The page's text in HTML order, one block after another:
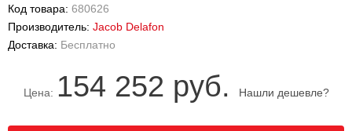
Код товара: 680626
Производитель: Jacob Delafon
Доставка: Бесплатно
Цена: 154 252 руб. Нашли дешевле?